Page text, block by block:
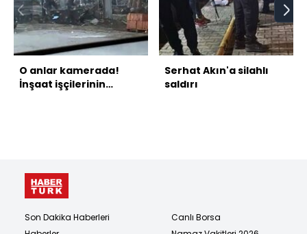
O anlar kamerada!
İnşaat işçilerinin
Serhat Akın'a silahlı
saldırı
Son Dakika Haberleri
Canlı Borsa